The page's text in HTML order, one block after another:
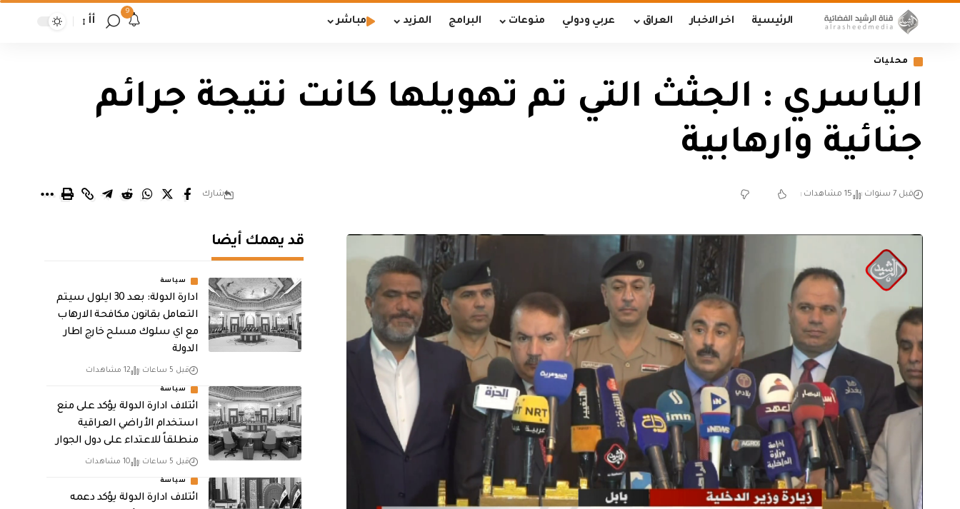
الرئيسية اخر الاخبار العراق عربي ودولي منوعات البرامج المزيد مباشر
9
أأ
محليات
الياسري : الجثث التي تم تهويلها كانت نتيجة جرائم
جنائية وارهابية
قبل 7 سنوات 15 مشاهدات شارك
قد يهمك أيضا
سياسة
ادارة الدولة: بعد 30 ايلول سيتم
التعامل بقانون مكافحة الارهاب
مع اي سلوك مسلح خارج اطار
الدولة
قبل 5 ساعات 12 مشاهدات
سياسة
ائتلاف ادارة الدولة يؤكد على منع
استخدام الأراضي العراقية
منطلقاً للاعتداء على دول الجوار
قبل 5 ساعات 10 مشاهدات
سياسة
ائتلاف ادارة الدولة يؤكد دعمه